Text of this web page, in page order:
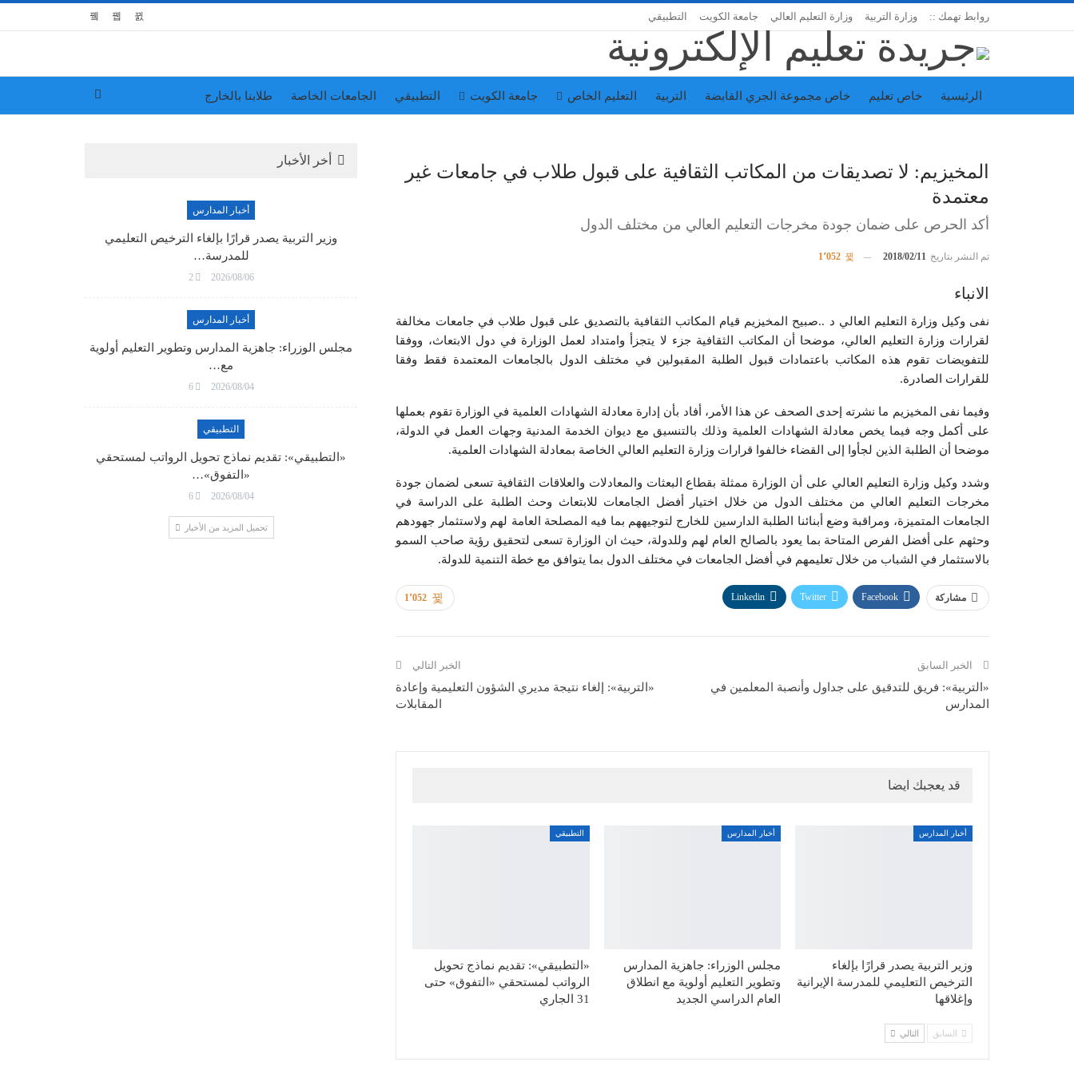
روابط تهمك :: وزارة التربية وزارة التعليم العالي جامعة الكويت التطبيقي
الرئيسية خاص تعليم خاص مجموعة الجري القابضة التربية التعليم الخاص جامعة الكويت التطبيقي الجامعات الخاصة طلابنا بالخارج
المخيزيم: لا تصديقات من المكاتب الثقافية على قبول طلاب في جامعات غير
معتمدة
أكد الحرص على ضمان جودة مخرجات التعليم العالي من مختلف الدول
تم النشر بتاريخ 2018/02/11
الانباء
نفى وكيل وزارة التعليم العالي د ..صبيح المخيزيم قيام المكاتب الثقافية بالتصديق على قبول طلاب في جامعات مخالفة
لقرارات وزارة التعليم العالي، موضحا أن المكاتب الثقافية جزء لا يتجزأ وامتداد لعمل الوزارة في دول الابتعاث، ووفقا
للتفويضات تقوم هذه المكاتب باعتمادات قبول الطلبة المقبولين في مختلف الدول بالجامعات المعتمدة فقط وفقا
للقرارات الصادرة.
وفيما نفى المخيزيم ما نشرته إحدى الصحف عن هذا الأمر، أفاد بأن إدارة معادلة الشهادات العلمية في الوزارة تقوم بعملها
على أكمل وجه فيما يخص معادلة الشهادات العلمية وذلك بالتنسيق مع ديوان الخدمة المدنية وجهات العمل في الدولة،
موضحا أن الطلبة الذين لجأوا إلى القضاء خالفوا قرارات وزارة التعليم العالي الخاصة بمعادلة الشهادات العلمية.
وشدد وكيل وزارة التعليم العالي على أن الوزارة ممثلة بقطاع البعثات والمعادلات والعلاقات الثقافية تسعى لضمان جودة
مخرجات التعليم العالي من مختلف الدول من خلال اختيار أفضل الجامعات للابتعاث وحث الطلبة على الدراسة في
الجامعات المتميزة، ومراقبة وضع أبنائنا الطلبة الدارسين للخارج لتوجيههم بما فيه المصلحة العامة لهم ولاستثمار جهودهم
وحثهم على أفضل الفرص المتاحة بما يعود بالصالح العام لهم وللدولة، حيث ان الوزارة تسعى لتحقيق رؤية صاحب السمو
بالاستثمار في الشباب من خلال تعليمهم في أفضل الجامعات في مختلف الدول بما يتوافق مع خطة التنمية للدولة.
1٬052 مشاركة Facebook
Twitter
Linkedin
الخبر السابق
«التربية»: فريق للتدقيق على جداول وأنصبة المعلمين في
المدارس
الخبر التالي
«التربية»: إلغاء نتيجة مديري الشؤون التعليمية وإعادة
المقابلات
قد يعجبك ايضا
أخبار المدارس
وزير التربية يصدر قرارًا بإلغاء
الترخيص التعليمي للمدرسة الإيرانية
وإغلاقها
أخبار المدارس
مجلس الوزراء: جاهزية المدارس
وتطوير التعليم أولوية مع انطلاق
العام الدراسي الجديد
التطبيقي
«التطبيقي»: تقديم نماذج تحويل
الرواتب لمستحقي «التفوق» حتى
31 الجاري
السابق التالي
أخر الأخبار
أخبار المدارس
وزير التربية يصدر قرارًا بإلغاء الترخيص التعليمي
للمدرسة…
2026/08/06
2
أخبار المدارس
مجلس الوزراء: جاهزية المدارس وتطوير التعليم أولوية
مع…
2026/08/04
6
التطبيقي
«التطبيقي»: تقديم نماذج تحويل الرواتب لمستحقي
«التفوق»…
2026/08/04
6
تحميل المزيد من الأخبار